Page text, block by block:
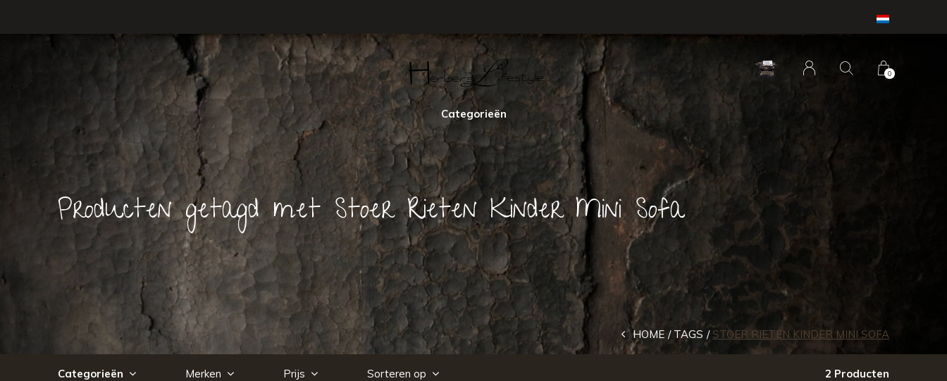
Categorieën
0
Producten getagd met Stoer Rieten Kinder Mini Sofa
HOME TAGS STOER RIETEN KINDER MINI SOFA
Categorieën Merken Prijs Sorteren op 2 Producten